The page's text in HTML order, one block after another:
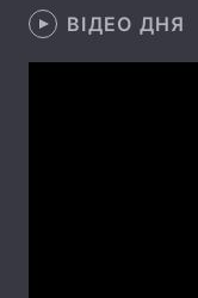
Здоров'я
Цікавинки
ВІДЕО ДНЯ